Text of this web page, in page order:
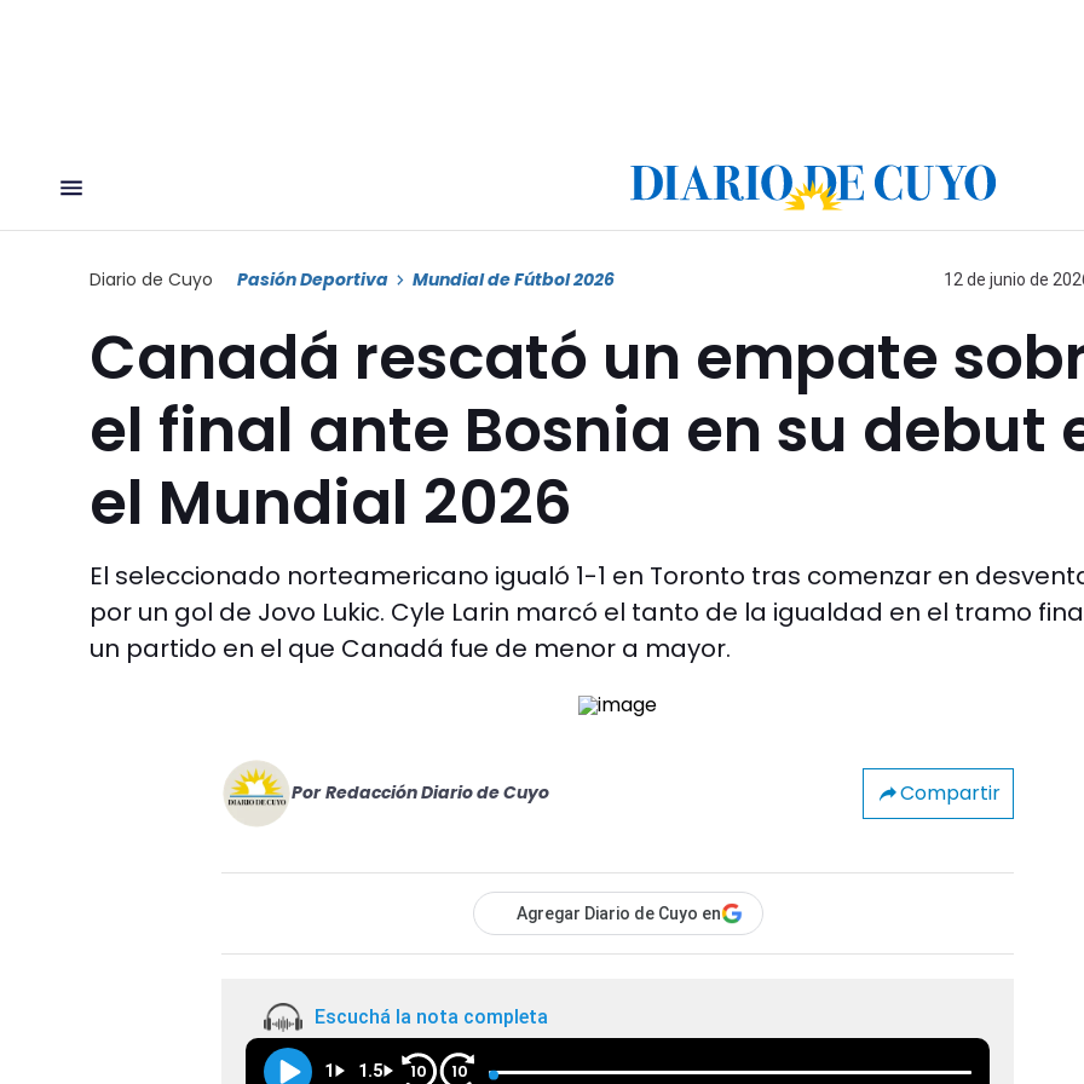
Diario de Cuyo Pasión Deportiva Mundial de Fútbol 2026 12 de junio de
Canadá rescató un empate
el final ante Bosnia en su debut
el Mundial 2026
El seleccionado norteamericano igualó 1-1 en Toronto tras comenzar en
por un gol de Jovo Lukic. Cyle Larin marcó el tanto de la igualdad en el tramo
un partido en el que Canadá fue de menor a mayor.
Por Redacción Diario de Cuyo Compartir
Agregar Diario de Cuyo en
Escuchá la nota completa
1 1.5 10 10